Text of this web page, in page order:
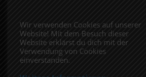
Impressum
Datenschutzerklärung
Wir verwenden Cookies auf unserer
Website! Mit dem Besuch dieser
Website erklärst du dich mit der
Verwendung von Cookies
einverstanden.